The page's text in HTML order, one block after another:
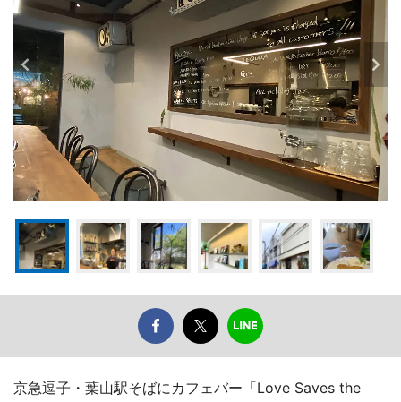
京急逗子・葉山駅そばにカフェバー「Love Saves the